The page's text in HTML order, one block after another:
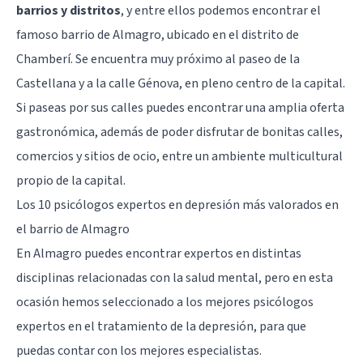
barrios y distritos, y entre ellos podemos encontrar el
famoso barrio deAlmagro, ubicado en el distrito de
Chamberí. Se encuentra muy próximo al paseo de la
Castellana y a la calle Génova, en pleno centro de la capital.
Si paseas por sus calles puedes encontrar una amplia oferta
gastronómica, además de poder disfrutar de bonitas calles,
comercios y sitios de ocio, entre un ambiente multicultural
propio de la capital.
Los 10 psicólogos expertos en depresión más valorados en
el barrio de Almagro
En Almagro puedes encontrar expertos en distintas
disciplinas relacionadas con la salud mental, pero en esta
ocasión hemos seleccionado a los mejores psicólogos
expertos en el tratamiento de la depresión, para que
puedas contar con los mejores especialistas.